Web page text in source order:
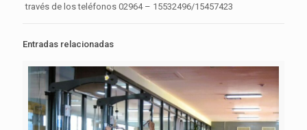
través de los teléfonos 02964 – 15532496/15457423
Entradas relacionadas